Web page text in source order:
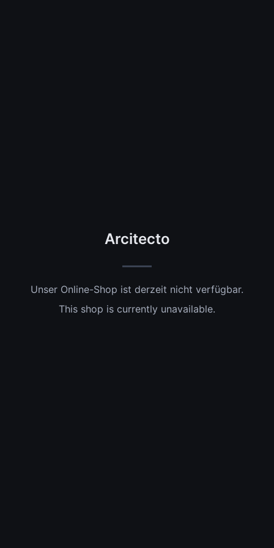
Arcitecto
Unser Online-Shop ist derzeit nicht verfügbar.
This shop is currently unavailable.